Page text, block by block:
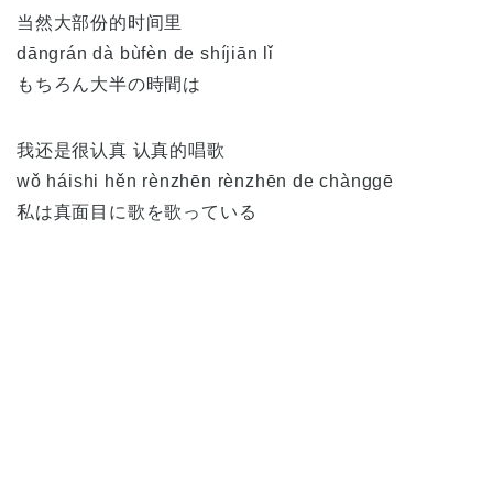
当然大部份的时间里
dāngrán dà bùfèn de shíjiān lǐ
もちろん大半の時間は
我还是很认真 认真的唱歌
wǒ háishi hěn rènzhēn rènzhēn de chànggē
私は真面目に歌を歌っている